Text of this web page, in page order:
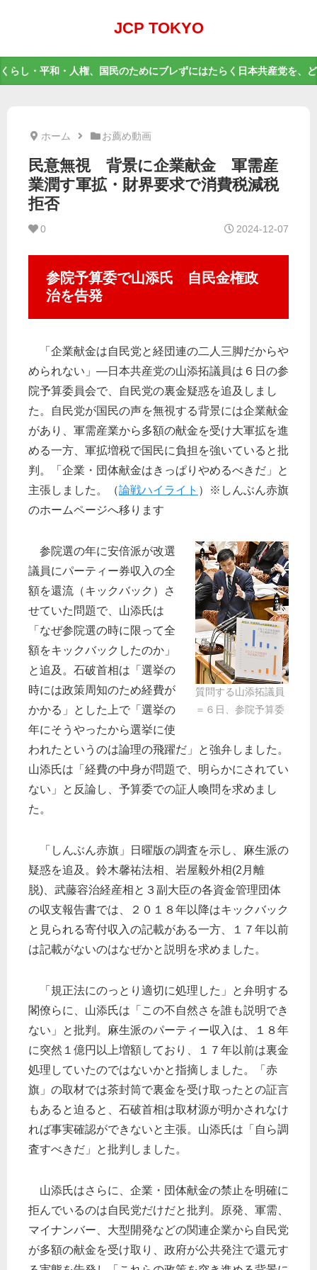
JCP TOKYO
くらし・平和・人権、国民のためにブレずにはたらく日本共産党を、
ホーム お薦め動画
民意無視 背景に企業献金 軍需産
業潤す軍拡・財界要求で消費税減税
拒否
0 2024-12-07
参院予算委で山添氏 自民金権政
治を告発
「企業献金は自民党と経団連の二人三脚だからや
められない」―日本共産党の山添拓議員は６日の参
院予算委員会で、自民党の裏金疑惑を追及しまし
た。自民党が国民の声を無視する背景には企業献金
があり、軍需産業から多額の献金を受け大軍拡を進
める一方、軍拡増税で国民に負担を強いていると批
判。「企業・団体献金はきっぱりやめるべきだ」と
主張しました。（論戦ハイライト ）※しんぶん赤旗
のホームページへ移ります
質問する山添拓議員
＝６日、参院予算委
参院選の年に安倍派が改選
議員にパーティー券収入の全
額を還流（キックバック）さ
せていた問題で、山添氏は
「なぜ参院選の時に限って全
額をキックバックしたのか」
と追及。石破首相は「選挙の
時には政策周知のため経費が
かかる」とした上で「選挙の
年にそうやったから選挙に使
われたというのは論理の飛躍だ」と強弁しました。
山添氏は「経費の中身が問題で、明らかにされてい
ない」と反論し、予算委での証人喚問を求めまし
た。
「しんぶん赤旗」日曜版の調査を示し、麻生派の
疑惑を追及。鈴木馨祐法相、岩屋毅外相(2月離
脱)、武藤容治経産相と３副大臣の各資金管理団体
の収支報告書では、２０１８年以降はキックバック
と見られる寄付収入の記載がある一方、１７年以前
は記載がないのはなぜかと説明を求めました。
「規正法にのっとり適切に処理した」と弁明する
閣僚らに、山添氏は「この不自然さを誰も説明でき
ない」と批判。麻生派のパーティー収入は、１８年
に突然１億円以上増額しており、１７年以前は裏金
処理していたのではないかと指摘しました。「赤
旗」の取材では茶封筒で裏金を受け取ったとの証言
もあると迫ると、石破首相は取材源が明かされなけ
れば事実確認ができないと主張。山添氏は「自ら調
査すべきだ」と批判しました。
山添氏はさらに、企業・団体献金の禁止を明確に
拒んでいるのは自民党だけだと批判。原発、軍需、
マイナンバー、大型開発などの関連企業から自民党
が多額の献金を受け取り、政府が公共発注で還元す